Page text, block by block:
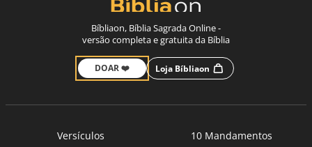
Bíbliaon, Bíblia Sagrada Online -
versão completa e gratuita da Bíblia
DOAR ❤️ Loja Bíbliaon
Versículos
10 Mandamentos